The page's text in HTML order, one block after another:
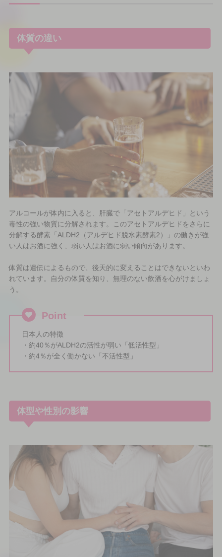
体質の違い
アルコールが体内に入ると、肝臓で「アセトアルデヒド」という
毒性の強い物質に分解されます。このアセトアルデヒドをさらに
分解する酵素「ALDH2（アルデヒド脱水素酵素2）」の働きが強
い人はお酒に強く、弱い人はお酒に弱い傾向があります。
体質は遺伝によるもので、後天的に変えることはできないといわ
れています。自分の体質を知り、無理のない飲酒を心がけましょ
う。
Point
日本人の特徴
・約40％がALDH2の活性が弱い「低活性型」
・約4％が全く働かない「不活性型」
体型や性別の影響